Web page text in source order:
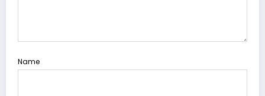
Name